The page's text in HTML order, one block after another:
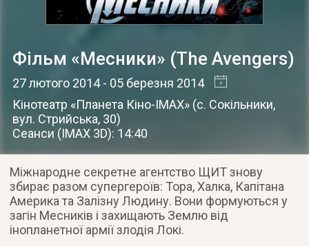
Фільм «Месники» (The Avengers)
27 лютого 2014- 05 березня 2014
Кінотеатр «Планета Кіно-IMAX» (с. Сокільники,
вул. Стрийська, 30)
Сеанси (ІМАХ 3D): 14:40
Міжнародне секретне агентство ЩИТ знову
збирає разом супергероїв: Тора, Халка, Капітана
Америка та Залізну Людину. Вони формуються у
загін Месників і захищають Землю від
інопланетної армії злодія Локі.